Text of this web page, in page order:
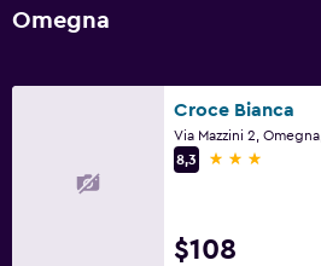
Omegna
Croce Bianca
8,3
3 estrellas
$108